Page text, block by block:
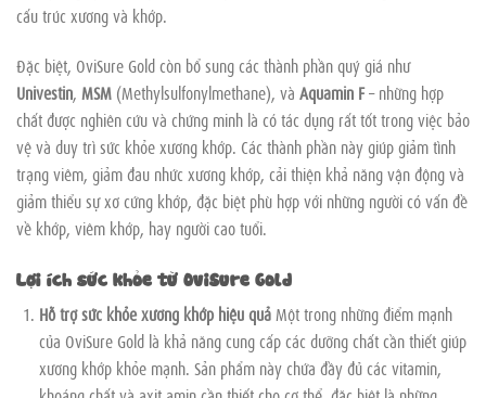
cấu trúc xương và khớp.
Đặc biệt, OviSure Gold còn bổ sung các thành phần quý giá như
Univestin, MSM (Methylsulfonylmethane), và Aquamin F– những hợp
chất được nghiên cứu và chứng minh là có tác dụng rất tốt trong việc bảo
vệ và duy trì sức khỏe xương khớp. Các thành phần này giúp giảm tình
trạng viêm, giảm đau nhức xương khớp, cải thiện khả năng vận động và
giảm thiểu sự xơ cứng khớp, đặc biệt phù hợp với những người có vấn đề
về khớp, viêm khớp, hay người cao tuổi.
Lợi ích sức khỏe từ OviSure Gold
Hỗ trợ sức khỏe xương khớp hiệu quảMột trong những điểm mạnh
của OviSure Gold là khả năng cung cấp các dưỡng chất cần thiết giúp
xương khớp khỏe mạnh. Sản phẩm này chứa đầy đủ các vitamin,